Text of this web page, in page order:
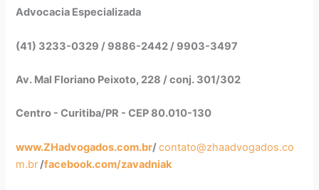
Advocacia Especializada
(41) 3233-0329 / 9886-2442 / 9903-3497
Av. Mal Floriano Peixoto, 228 / conj. 301/302
Centro - Curitiba/PR - CEP 80.010-130
www.ZHadvogados.com.br/contato@zhaadvogados.co
m.br /facebook.com/zavadniak